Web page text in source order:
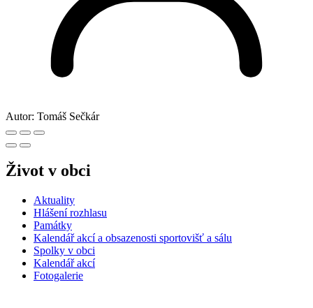
Autor: Tomáš Sečkár
Život v obci
Aktuality
Hlášení rozhlasu
Památky
Kalendář akcí a obsazenosti sportovišť a sálu
Spolky v obci
Kalendář akcí
Fotogalerie